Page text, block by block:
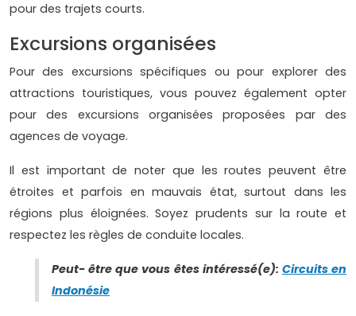
pour des trajets courts.
Excursions organisées
Pour des excursions spécifiques ou pour explorer des
attractions touristiques, vous pouvez également opter
pour des excursions organisées proposées par des
agences de voyage.
Il est important de noter que les routes peuvent être
étroites et parfois en mauvais état, surtout dans les
régions plus éloignées. Soyez prudents sur la route et
respectez les règles de conduite locales.
Peut- être que vous êtes intéressé(e): Circuits en
Indonésie